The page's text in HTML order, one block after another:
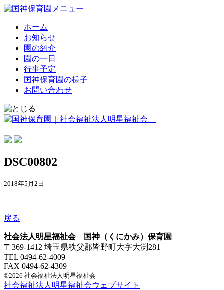
ホーム
お知らせ
園の紹介
園の一日
行事予定
国神保育園の様子
お問い合わせ
DSC00802
2018年5月2日
戻る
社会法人明星福祉会 国神（くにかみ）保育園
〒369-1412 埼玉県秩父郡皆野町大字大渕281
TEL 0494-62-4009
FAX 0494-62-4309
©2026 社会福祉法人明星福祉会
社会福祉法人明星福祉会ウェブサイト